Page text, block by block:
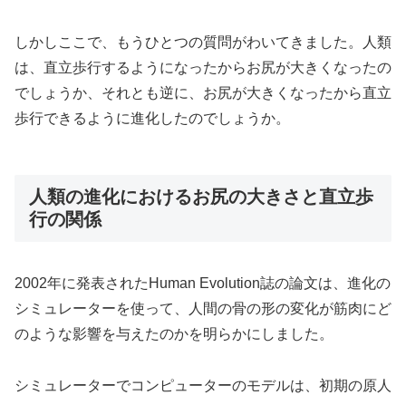
しかしここで、もうひとつの質問がわいてきました。人類
は、直立歩行するようになったからお尻が大きくなったの
でしょうか、それとも逆に、お尻が大きくなったから直立
歩行できるように進化したのでしょうか。
人類の進化におけるお尻の大きさと直立歩
行の関係
2002年に発表されたHuman Evolution誌の論文は、進化の
シミュレーターを使って、人間の骨の形の変化が筋肉にど
のような影響を与えたのかを明らかにしました。
シミュレーターでコンピューターのモデルは、初期の原人